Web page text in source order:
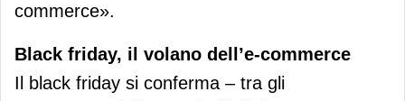
commerce».
Black friday, il volano dell’e-commerce
Il black friday si conferma – tra gli